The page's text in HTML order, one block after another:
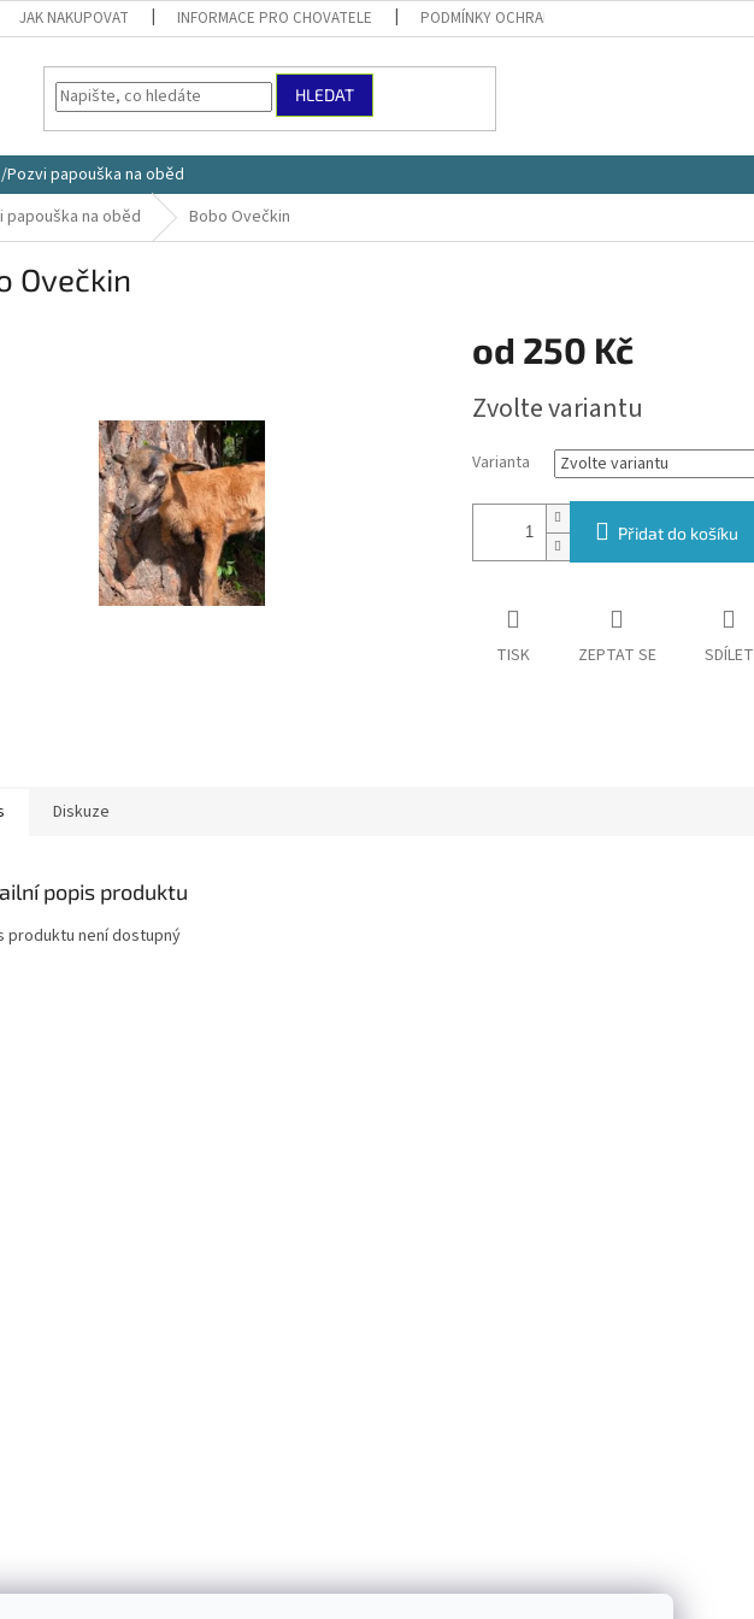
JAK NAKUPOVAT INFORMACE PRO CHOVATELE PODMÍNKY OCHRANY OSOBNÍCH ÚDAJŮ
HLEDAT
papouška na oběd
na oběd Bobo Ovečkin
Ovečkin
od 250 Kč
cena:
Zvolte variantu
Varianta
Přidat do košíku
TISK ZEPTAT SE SDÍLET
Diskuze
popis produktu
produktu není dostupný